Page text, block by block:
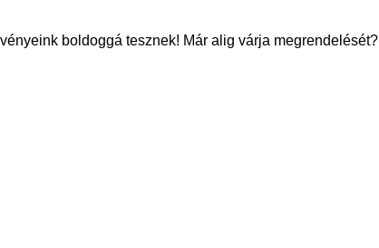
boldoggá tesznek! Már alig várja megrendelését?